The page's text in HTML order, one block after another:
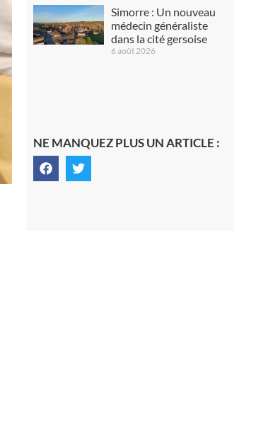
Simorre : Un nouveau
médecin généraliste
dans la cité gersoise
6 août 2026
NE MANQUEZ PLUS UN ARTICLE :